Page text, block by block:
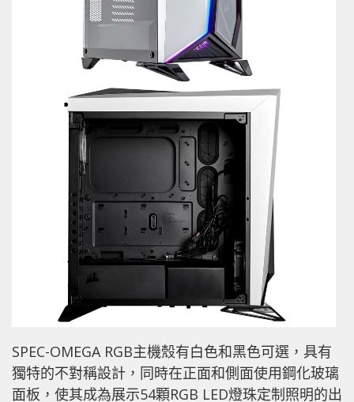
SPEC-OMEGA RGB主機殼有白色和黑色可選，具有
獨特的不對稱設計，同時在正面和側面使用鋼化玻璃
面板，使其成為展示54顆RGB LED燈珠定制照明的出